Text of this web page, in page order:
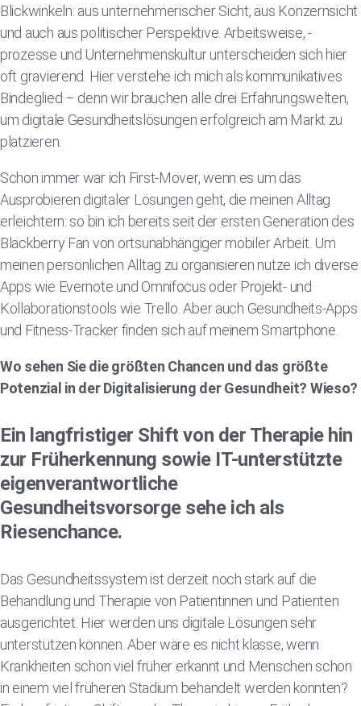
Blickwinkeln: aus unternehmerischer Sicht, aus Konzernsicht
und auch aus politischer Perspektive. Arbeitsweise, -
prozesse und Unternehmenskultur unterscheiden sich hier
oft gravierend. Hier verstehe ich mich als kommunikatives
Bindeglied – denn wir brauchen alle drei Erfahrungswelten,
um digitale Gesundheitslösungen erfolgreich am Markt zu
platzieren.
Schon immer war ich First-Mover, wenn es um das
Ausprobieren digitaler Lösungen geht, die meinen Alltag
erleichtern: so bin ich bereits seit der ersten Generation des
Blackberry Fan von ortsunabhängiger mobiler Arbeit. Um
meinen persönlichen Alltag zu organisieren nutze ich diverse
Apps wie Evernote und Omnifocus oder Projekt- und
Kollaborationstools wie Trello. Aber auch Gesundheits-Apps
und Fitness-Tracker finden sich auf meinem Smartphone.
Wo sehen Sie die größten Chancen und das größte
Potenzial in der Digitalisierung der Gesundheit? Wieso?
Ein langfristiger Shift von der Therapie hin
zur Früherkennung sowie IT-unterstützte
eigenverantwortliche
Gesundheitsvorsorge sehe ich als
Riesenchance.
Das Gesundheitssystem ist derzeit noch stark auf die
Behandlung und Therapie von Patientinnen und Patienten
ausgerichtet. Hier werden uns digitale Lösungen sehr
unterstützen können. Aber wäre es nicht klasse, wenn
Krankheiten schon viel früher erkannt und Menschen schon
in einem viel früheren Stadium behandelt werden könnten?